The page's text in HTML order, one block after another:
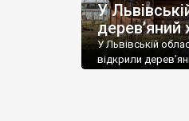
У
дерев’яний
У Львівській
відкрили